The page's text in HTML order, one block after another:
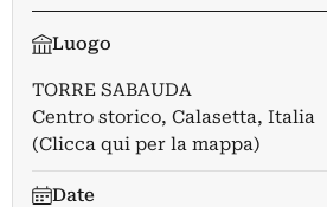
Luogo
TORRE SABAUDA
Centro storico, Calasetta, Italia
(Clicca qui per la mappa)
Date